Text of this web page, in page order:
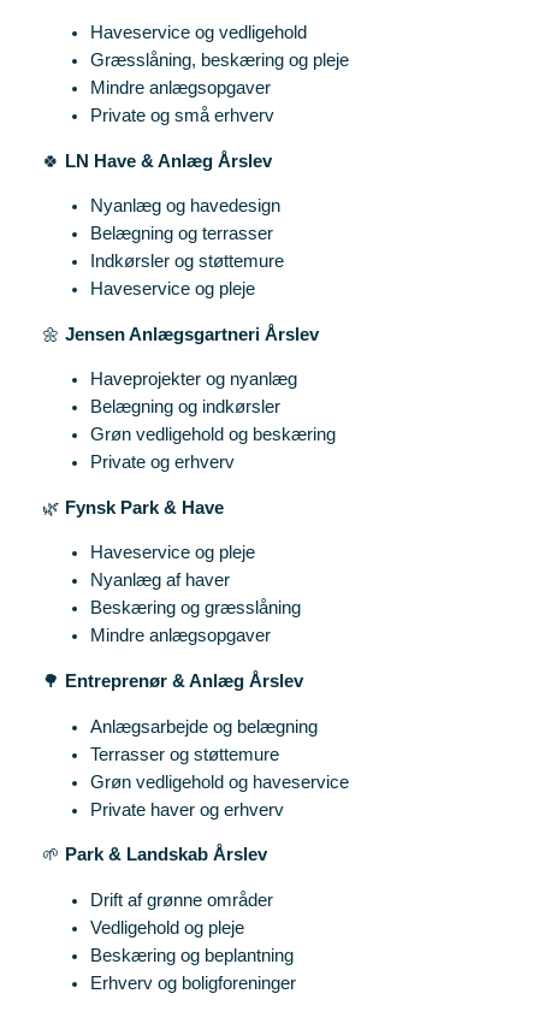
Haveservice og vedligehold
Græsslåning, beskæring og pleje
Mindre anlægsopgaver
Private og små erhverv
🍀 LN Have & Anlæg Årslev
Nyanlæg og havedesign
Belægning og terrasser
Indkørsler og støttemure
Haveservice og pleje
🌼 Jensen Anlægsgartneri Årslev
Haveprojekter og nyanlæg
Belægning og indkørsler
Grøn vedligehold og beskæring
Private og erhverv
🌿 Fynsk Park & Have
Haveservice og pleje
Nyanlæg af haver
Beskæring og græsslåning
Mindre anlægsopgaver
🌳 Entreprenør & Anlæg Årslev
Anlægsarbejde og belægning
Terrasser og støttemure
Grøn vedligehold og haveservice
Private haver og erhverv
🌱 Park & Landskab Årslev
Drift af grønne områder
Vedligehold og pleje
Beskæring og beplantning
Erhverv og boligforeninger